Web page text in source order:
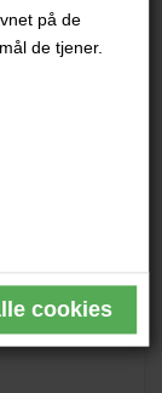
på de
de tjener.